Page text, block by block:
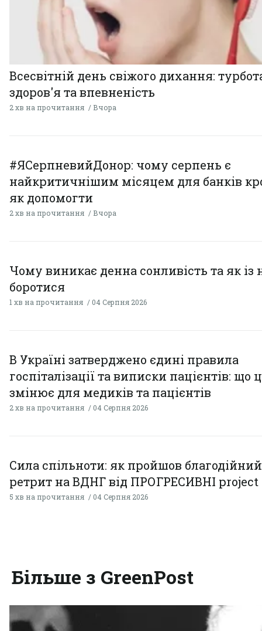
Всесвітній день свіжого дихання:
здоров'я та впевненість
2 хв на прочитання Вчора
#ЯСерпневийДонор: чому серпень є
найкритичнішим місяцем для банків
як допомогти
2 хв на прочитання Вчора
Чому виникає денна сонливість та як із
боротися
1 хв на прочитання 04 Серпня 2026
В Україні затверджено єдині правила
госпіталізації та виписки пацієнтів: що
змінює для медиків та пацієнтів
2 хв на прочитання 04 Серпня 2026
Сила спільноти: як пройшов благодійний
ретрит на ВДНГ від ПРОГРЕСИВНІ project
5 хв на прочитання 04 Серпня 2026
Більше з GreenPost